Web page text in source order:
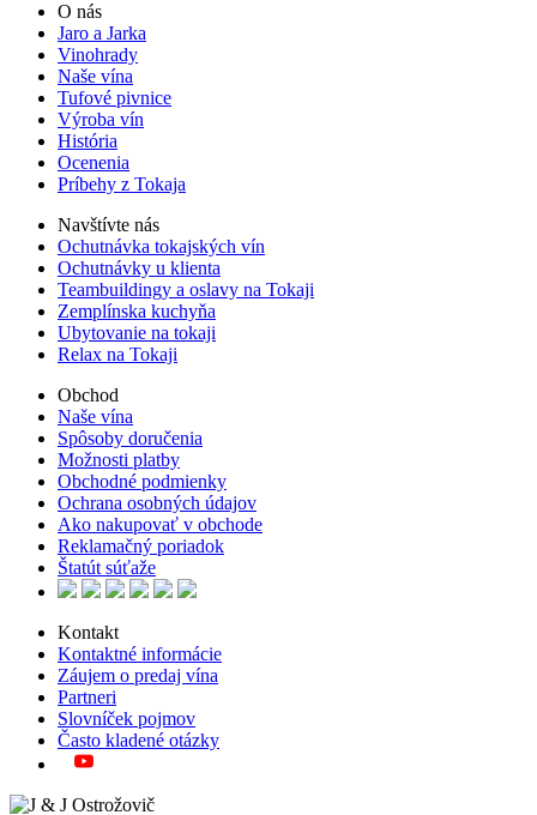
O nás
Jaro a Jarka
Vinohrady
Naše vína
Tufové pivnice
Výroba vín
História
Ocenenia
Príbehy z Tokaja
Navštívte nás
Ochutnávka tokajských vín
Ochutnávky u klienta
Teambuildingy a oslavy na Tokaji
Zemplínska kuchyňa
Ubytovanie na tokaji
Relax na Tokaji
Obchod
Naše vína
Spôsoby doručenia
Možnosti platby
Obchodné podmienky
Ochrana osobných údajov
Ako nakupovať v obchode
Reklamačný poriadok
Štatút súťaže
Kontakt
Kontaktné informácie
Záujem o predaj vína
Partneri
Slovníček pojmov
Často kladené otázky